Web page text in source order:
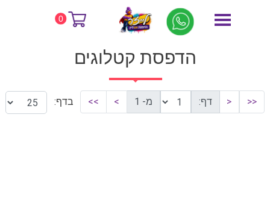
0 דף הבית הדפסת קטלוגים
הדפסת קטלוגים
<<
< דף: מ- 1 >
>> בדף: